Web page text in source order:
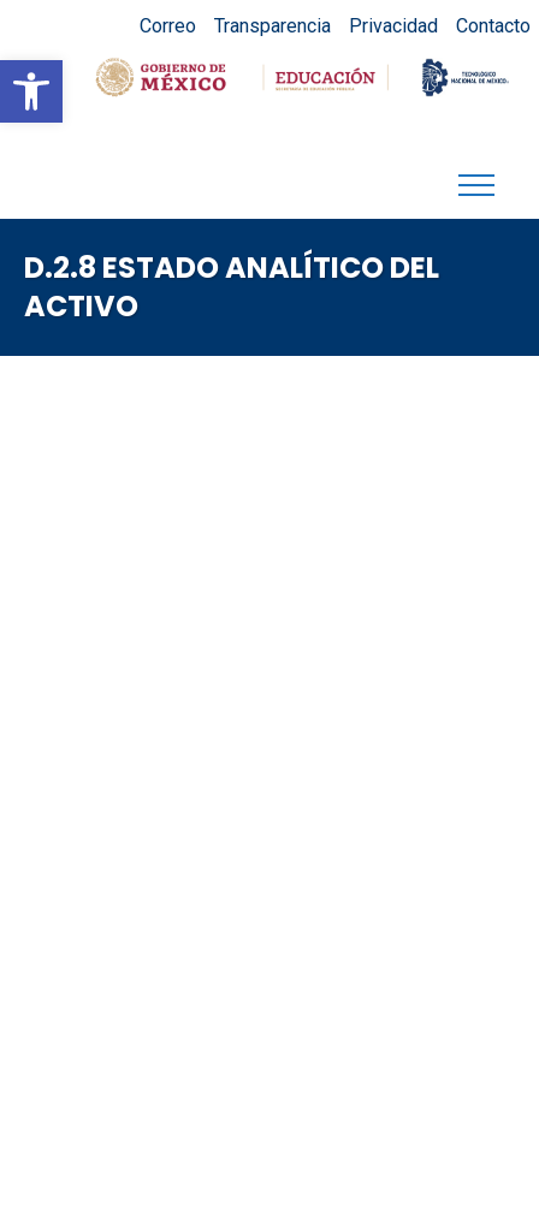
Abrir barra de herramientas
Correo Transparencia Privacidad Contacto
D.2.8 ESTADO ANALÍTICO DEL
ACTIVO